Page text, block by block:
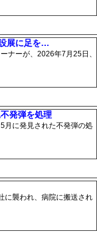
展に足を…
ナーが、2026年7月25日、
発弾を処理
月に発見された不発弾の処
に襲われ、病院に搬送され